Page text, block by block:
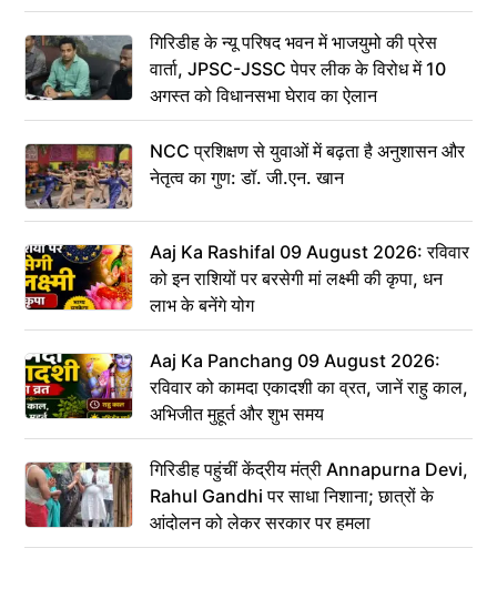
गिरिडीह के न्यू परिषद भवन में भाजयुमो की प्रेस
वार्ता, JPSC-JSSC पेपर लीक के विरोध में 10
अगस्त को विधानसभा घेराव का ऐलान
NCC प्रशिक्षण से युवाओं में बढ़ता है अनुशासन और
नेतृत्व का गुण: डॉ. जी.एन. खान
Aaj Ka Rashifal 09 August 2026: रविवार
को इन राशियों पर बरसेगी मां लक्ष्मी की कृपा, धन
लाभ के बनेंगे योग
Aaj Ka Panchang 09 August 2026:
रविवार को कामदा एकादशी का व्रत, जानें राहु काल,
अभिजीत मुहूर्त और शुभ समय
गिरिडीह पहुंचीं केंद्रीय मंत्री Annapurna Devi,
Rahul Gandhi पर साधा निशाना; छात्रों के
आंदोलन को लेकर सरकार पर हमला